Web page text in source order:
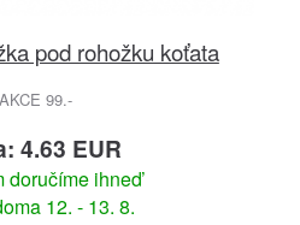
pod rohožku koťata
AKCE 99.-
4.63 EUR
doručíme ihneď
12. - 13. 8.